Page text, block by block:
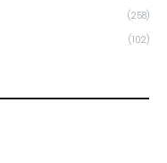
(258)
(102)